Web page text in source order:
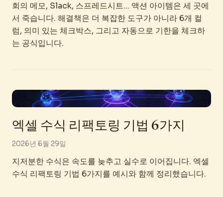
회의 메모, Slack, 스프레드시트... 액션 아이템은 세 곳에
서 죽습니다. 해결책은 더 복잡한 도구가 아니라 6개 컬
럼, 의미 있는 체크박스, 그리고 자동으로 기한을 체크하
는 공식입니다.
엑셀 수식 리팩토링 기법 6가지
2026년 6월 29일
지저분한 수식은 속도를 늦추고 실수로 이어집니다. 엑셀
수식 리팩토링 기법 6가지를 예시와 함께 정리했습니다.